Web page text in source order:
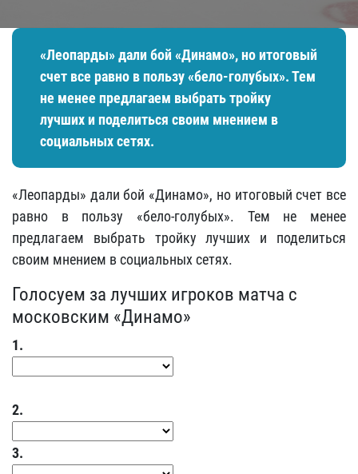
«Леопарды» дали бой «Динамо», но итоговый
счет все равно в пользу «бело-голубых». Тем
не менее предлагаем выбрать тройку
лучших и поделиться своим мнением в
социальных сетях.
«Леопарды» дали бой «Динамо», но итоговый счет все
равно в пользу «бело-голубых». Тем не менее
предлагаем выбрать тройку лучших и поделиться
своим мнением в социальных сетях.
Голосуем за лучших игроков матча с
московским «Динамо»
1.
2.
3.